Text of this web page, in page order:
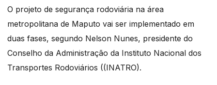
O projeto de segurança rodoviária na área
metropolitana de Maputo vai ser implementado em
duas fases, segundo Nelson Nunes, presidente do
Conselho da Administração da Instituto Nacional dos
Transportes Rodoviários ((INATRO).